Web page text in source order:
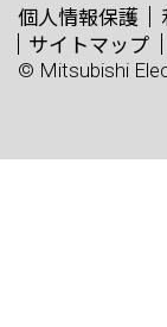
個人情報保護
サイトマップ
© Mitsubishi